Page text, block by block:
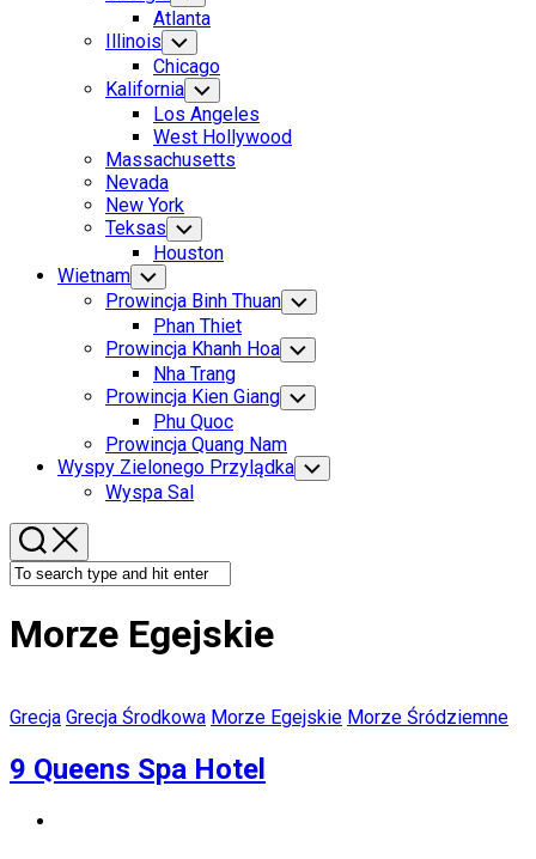
Child
Menu
Atlanta
Illinois Toggle
Child
Menu
Chicago
Kalifornia Toggle
Child
Menu
Los Angeles
West Hollywood
Massachusetts
Nevada
New York
Teksas Toggle
Child
Menu
Houston
Wietnam Toggle
Child
Menu
Prowincja Binh Thuan Toggle
Child
Menu
Phan Thiet
Prowincja Khanh Hoa Toggle
Child
Menu
Nha Trang
Prowincja Kien Giang Toggle
Child
Phu Quoc
Prowincja Quang Nam
Wyspy Zielonego Przylądka Toggle
Child
Wyspa Sal
Morze Egejskie
Grecja Grecja Środkowa Morze Egejskie Morze Śródziemne
9 Queens Spa Hotel